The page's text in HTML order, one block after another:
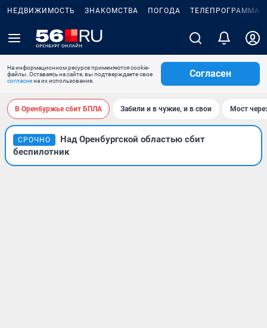
НЕДВИЖИМОСТЬ ЗНАКОМСТВА ПОГОДА ТЕЛЕПРОГРАММА
На информационном ресурсе применяются cookie-
файлы. Оставаясь на сайте, вы подтверждаете свое
согласиена их использование.
Согласен
В Оренбуржье сбит БПЛА Забили и в чужие, и в свои Мост
СРОЧНО
Над Оренбургской областью сбит
беспилотник